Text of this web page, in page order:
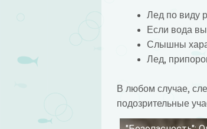
Лед по виду
Если вода
Слышны
Лед,
В любом случае,
подозрительные